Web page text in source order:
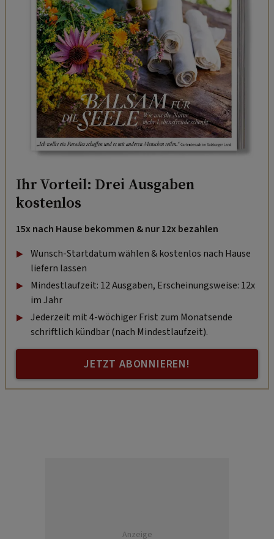
Ihr Vorteil: Drei Ausgaben
kostenlos
15x nach Hause bekommen & nur 12x bezahlen
Wunsch-Startdatum wählen & kostenlos nach Hause
liefern lassen
Mindestlaufzeit: 12 Ausgaben, Erscheinungsweise: 12x
im Jahr
Jederzeit mit 4-wöchiger Frist zum Monatsende
schriftlich kündbar (nach Mindestlaufzeit).
JETZT ABONNIEREN!
Anzeige